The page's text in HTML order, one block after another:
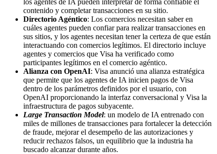
contenido y completar transacciones en su sitio.
Directorio Agéntico: Los comercios necesitan saber en
cuáles agentes pueden confiar para realizar transacciones en
sus sitios, y los agentes necesitan tener la certeza de que están
interactuando con comercios legítimos. El directorio incluye
agentes y comercios que Visa ha verificado como
participantes legítimos en el comercio agéntico.
Alianza con OpenAI: Visa anunció una alianza estratégica
que permite que los agentes de IA inicien pagos de Visa
dentro de los parámetros definidos por el usuario, con
OpenAI proporcionando la interfaz conversacional y Visa la
infraestructura de pagos subyacente.
Large Transaction Model: un modelo de IA entrenado con
miles de millones de transacciones para fortalecer la detección
de fraude, mejorar el desempeño de las autorizaciones y
reducir rechazos falsos, un equilibrio que la industria ha
buscado alcanzar durante años.